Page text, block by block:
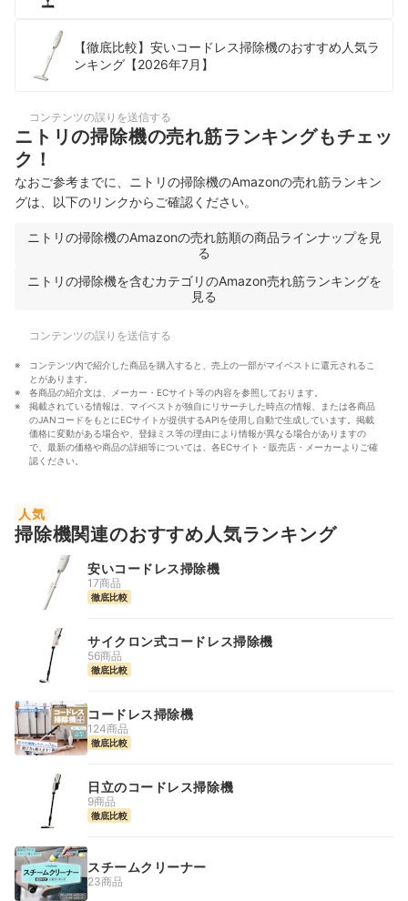
【徹底比較】安いコードレス掃除機のおすすめ人気ラ
ンキング【2026年7月】
コンテンツの誤りを送信する
ニトリの掃除機の売れ筋ランキングもチェッ
ク！
なおご参考までに、ニトリの掃除機のAmazonの売れ筋ランキン
グは、以下のリンクからご確認ください。
ニトリの掃除機のAmazonの売れ筋順の商品ラインナップを見
る
ニトリの掃除機を含むカテゴリのAmazon売れ筋ランキングを
見る
コンテンツの誤りを送信する
コンテンツ内で紹介した商品を購入すると、売上の一部がマイベストに還元されるこ
とがあります。
各商品の紹介文は、メーカー・ECサイト等の内容を参照しております。
掲載されている情報は、マイベストが独自にリサーチした時点の情報、または各商品
のJANコードをもとにECサイトが提供するAPIを使用し自動で生成しています。掲載
価格に変動がある場合や、登録ミス等の理由により情報が異なる場合がありますの
で、最新の価格や商品の詳細等については、各ECサイト・販売店・メーカーよりご確
認ください。
人気
掃除機関連のおすすめ人気ランキング
安いコードレス掃除機
17商品
徹底比較
サイクロン式コードレス掃除機
56商品
徹底比較
コードレス掃除機
124商品
徹底比較
日立のコードレス掃除機
9商品
徹底比較
スチームクリーナー
23商品